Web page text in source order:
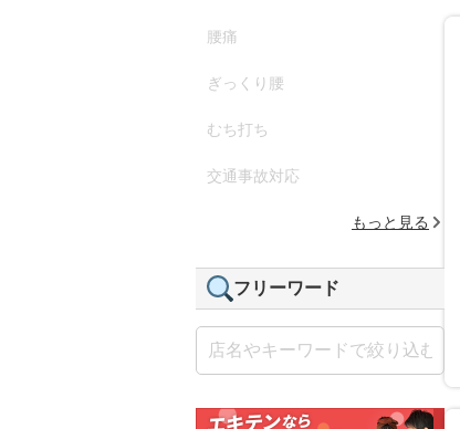
腰痛
ぎっくり腰
むち打ち
交通事故対応
もっと見る
フリーワード